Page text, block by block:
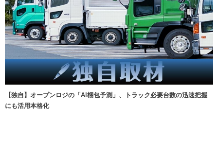
【独自】オープンロジの「AI梱包予測」、トラック必要台数の迅速把握
にも活用本格化